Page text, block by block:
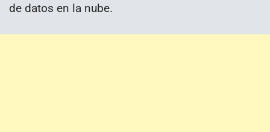
de datos en la nube.